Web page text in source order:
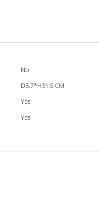
No
D8.7*H31.5 CM
Yes
Yes